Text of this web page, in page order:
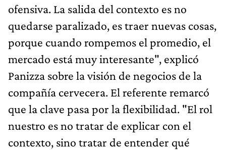
ofensiva. La salida del contexto es no
quedarse paralizado, es traer nuevas cosas,
porque cuando rompemos el promedio, el
mercado está muy interesante", explicó
Panizza sobre la visión de negocios de la
compañía cervecera. El referente remarcó
que la clave pasa por la flexibilidad. "El rol
nuestro es no tratar de explicar con el
contexto, sino tratar de entender qué